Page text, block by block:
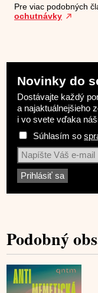
Pre viac podobných
ochutnávky
Novinky do
Dostávajte každý
a najaktuálnejšieho
i vo svete vďaka
Súhlasím so
Podobný